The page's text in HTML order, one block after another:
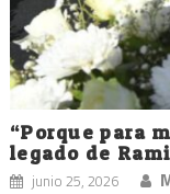
“Porque para
legado de
junio 25, 2026